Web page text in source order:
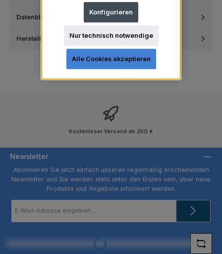
Datenblätter
Hersteller
Kostenloser Versand ab 250 €
Newsletter
Abonnieren Sie jetzt einfach unseren regelmäßig erscheinenden
Newsletter und Sie werden stets unter den Ersten sein, über neue
Produkte und Angebote informiert werden.
Mail-
Loading...
Nur technisch notwendige
Konfigurieren
Alle Cookies akzeptieren